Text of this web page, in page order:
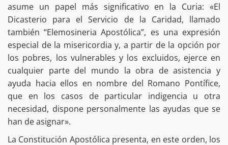
asume un papel más significativo en la Curia: «El
Dicasterio para el Servicio de la Caridad, llamado
también “Elemosineria Apostólica”, es una expresión
especial de la misericordia y, a partir de la opción por
los pobres, los vulnerables y los excluidos, ejerce en
cualquier parte del mundo la obra de asistencia y
ayuda hacia ellos en nombre del Romano Pontífice,
que en los casos de particular indigencia u otra
necesidad, dispone personalmente las ayudas que se
han de asignar».
La Constitución Apostólica presenta, en este orden, los